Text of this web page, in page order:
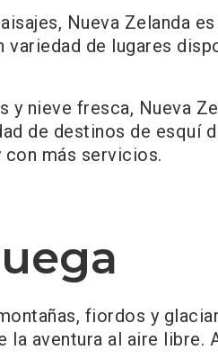
Nueva Zelanda
variedad de lugares
y nieve fresca, Nueva
de destinos de esquí
con más servicios.
fiordos y
aventura al aire libre.